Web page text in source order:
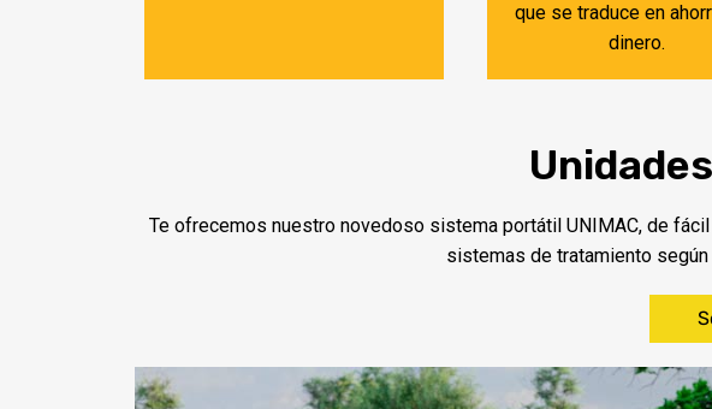
que se traduce en
dinero.
Te ofrecemos nuestro novedoso sistema portátil UNIMAC, de
sistemas de tratamiento